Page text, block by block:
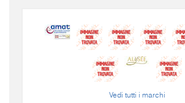
Vedi tutti i marchi